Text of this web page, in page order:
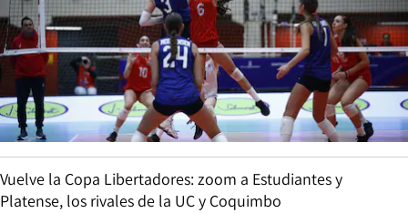
Vuelve la Copa Libertadores: zoom a Estudiantes y
Platense, los rivales de la UC y Coquimbo